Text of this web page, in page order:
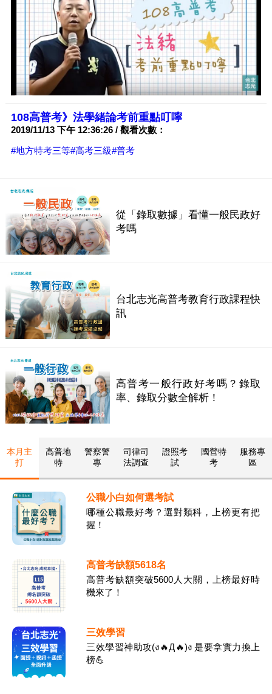
108高普考》法學緒論考前重點叮嚀
2019/11/13 下午 12:36:26 / 觀看次數：
#地方特考三等#高考三級#普考
從「錄取數據」看懂一般民政好
考嗎
台北志光高普考教育行政課程快
訊
高普考一般行政好考嗎？錄取
率、錄取分數全解析！
本月主
打
高普地
特
警察警
專
司律司
法調查
證照考
試
國營特
考
服務專
區
公職小白如何選考試
哪種公職最好考？選對類科，上榜更有把
握！
高普考缺額5618名
高普考缺額突破5600人大關，上榜最好時
機來了！
三效學習
三效學習神助攻(ง🔥Д🔥)ง 是要拿實力換上
榜💪